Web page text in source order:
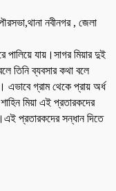
নবীনগর , জেলা
পালিয়ে যায়।সাগর মিয়ার দুই
তিনি ব্যবসার কথা বলে
এভাবে গ্রাম থেকে প্রায় অর্ধ
মিয়া এই প্রতারকদের
প্রতারকদের সন্ধান দিতে